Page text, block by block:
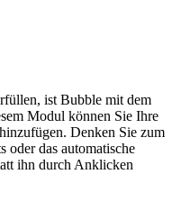
ist Bubble mit dem
Modul können Sie Ihre
Denken Sie zum
oder das automatische
ihn durch Anklicken